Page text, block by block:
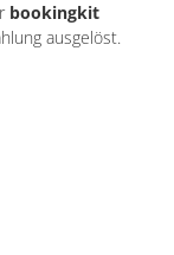
bookingkit
ausgelöst.